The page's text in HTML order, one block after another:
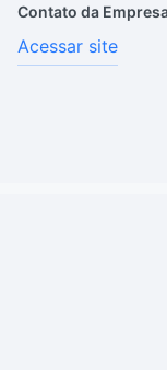
Contato da
Acessar site